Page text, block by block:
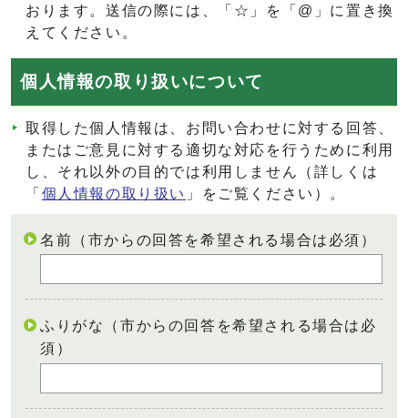
おります。送信の際には、「☆」を「@」に置き換
えてください。
個人情報の取り扱いについて
取得した個人情報は、お問い合わせに対する回答、
またはご意見に対する適切な対応を行うために利用
し、それ以外の目的では利用しません（詳しくは
「 個人情報の取り扱い 」をご覧ください）。
名前（市からの回答を希望される場合は必須）
ふりがな（市からの回答を希望される場合は必
須）